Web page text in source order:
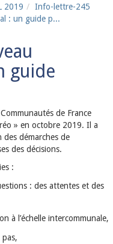
2019
Info-lettre-245
: un guide p...
guide
de France
» en octobre 2019. Il a
des démarches de
des décisions.
:
: des attentes et des
à l’échelle intercommunale,